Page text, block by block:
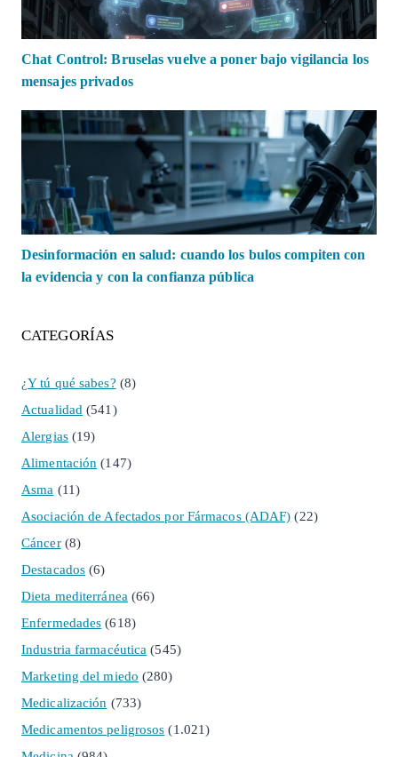
Chat Control: Bruselas vuelve a poner bajo vigilancia los
mensajes privados
Desinformación en salud: cuando los bulos compiten con
la evidencia y con la confianza pública
CATEGORÍAS
¿Y tú qué sabes? (8)
Actualidad (541)
Alergias(19)
Alimentación (147)
Asma (11)
Asociación de Afectados por Fármacos (ADAF) (22)
Cáncer(8)
Destacados (6)
Dieta mediterránea(66)
Enfermedades (618)
Industria farmacéutica (545)
Marketing del miedo (280)
Medicalización (733)
Medicamentos peligrosos (1.021)